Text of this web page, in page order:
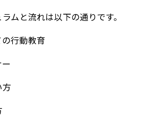
ムと流れは以下の通りです。
行動教育